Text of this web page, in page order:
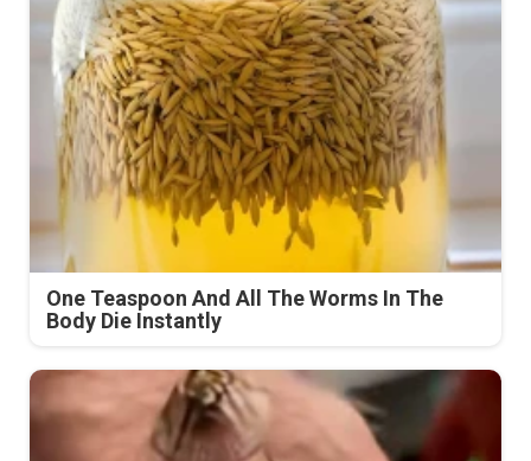
One Teaspoon And All The Worms In The
Body Die Instantly